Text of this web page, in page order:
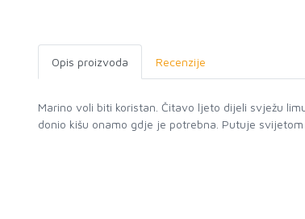
Opis proizvoda Recenzije
Marino voli biti koristan. Čitavo ljeto dijeli svježu
donio kišu onamo gdje je potrebna. Putuje